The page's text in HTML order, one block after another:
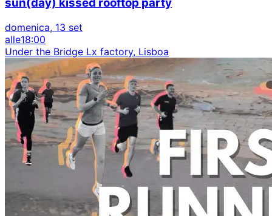
domenica, 13 set
alle18:00
Under the Bridge Lx factory, Lisboa